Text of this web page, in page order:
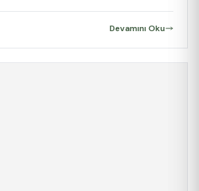
mümkün. Peki, evinizin havasını
nasıl kurarsınız? İşte adım adım […]
Devamını Oku